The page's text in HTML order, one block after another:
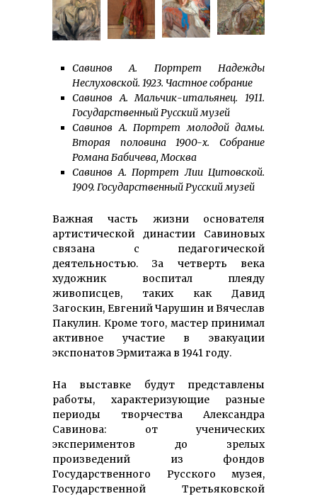
Савинов А. Портрет Надежды
Неслуховской. 1923. Частное собрание
Савинов А. Мальчик-итальянец. 1911.
Государственный Русский музей
Савинов А. Портрет молодой дамы.
Вторая половина 1900-х. Собрание
Романа Бабичева, Москва
Савинов А. Портрет Лии Цитовской.
1909. Государственный Русский музей
Важная часть жизни основателя
артистической династии Савиновых
связана с педагогической
деятельностью. За четверть века
художник воспитал плеяду
живописцев, таких как Давид
Загоскин, Евгений Чарушин и Вячеслав
Пакулин. Кроме того, мастер принимал
активное участие в эвакуации
экспонатов Эрмитажа в 1941 году.
На выставке будут представлены
работы, характеризующие разные
периоды творчества Александра
Савинова: от ученических
экспериментов до зрелых
произведений из фондов
Государственного Русского музея,
Государственной Третьяковской